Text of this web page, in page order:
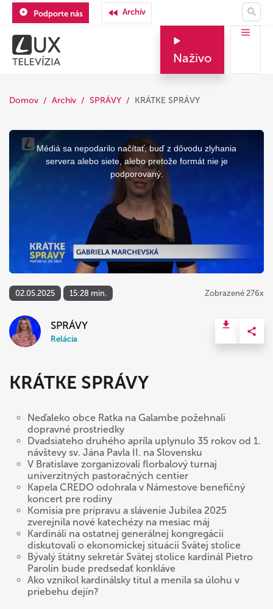
Podporte nás Archív
Naživo
Domov Archív SPRÁVY KRÁTKE SPRÁVY
This
modal
Médiá sa nepodarilo načítať, buď z dôvodu zlyhania
servera alebo siete, alebo pretože formát nie je
podporovaný.
02.05.2025 15:28 min. Zobrazené 276x
SPRÁVY
Relácia
KRÁTKE SPRÁVY
Neďaleko obce Ratka na Galambe požehnali
dopravné prostriedky
Dvadsiateho druhého apríla uplynulo 35 rokov od 1.
návštevy sv. Jána Pavla II. na Slovensku
V Bratislave zorganizovali florbalový turnaj
univerzitných pastoračných centier
Kapela CREDO odohrala v Námestove benefičný
koncert pre rodiny
Komisia pre prípravu a slávenie Jubilea 2025
zverejnila nové katechézy na mesiac máj
Kardináli na ostatnej generálnej kongregácii
diskutovali o ekonomickej situácii Svätej stolice
Bývalý štátny sekretár Svätej stolice kardinál Pietro
Parolin bude predsedať konkláve
Ako vznikol kardinálsky titul a menila sa úlohu v
priebehu dejín?